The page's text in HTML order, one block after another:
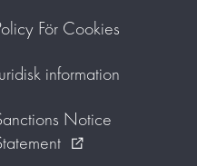
För Cookies
information
Notice
external_link